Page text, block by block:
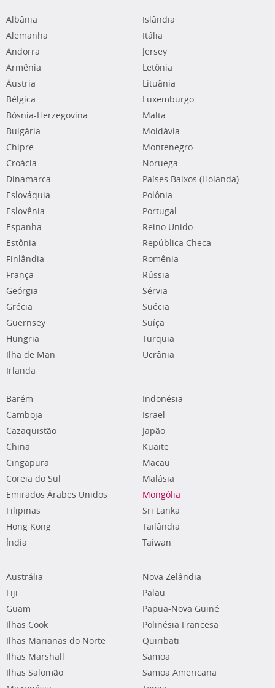
Albânia
Alemanha
Andorra
Armênia
Áustria
Bélgica
Bósnia-Herzegovina
Bulgária
Chipre
Croácia
Dinamarca
Eslováquia
Eslovênia
Espanha
Estônia
Finlândia
França
Geórgia
Grécia
Guernsey
Hungria
Ilha de Man
Irlanda
Islândia
Itália
Jersey
Letônia
Lituânia
Luxemburgo
Malta
Moldávia
Montenegro
Noruega
Países Baixos (Holanda)
Polônia
Portugal
Reino Unido
República Checa
Romênia
Rússia
Sérvia
Suécia
Suíça
Turquia
Ucrânia
Barém
Camboja
Cazaquistão
China
Cingapura
Coreia do Sul
Emirados Árabes Unidos
Filipinas
Hong Kong
Índia
Indonésia
Israel
Japão
Kuaite
Macau
Malásia
Mongólia
Sri Lanka
Tailândia
Taiwan
Austrália
Fiji
Guam
Ilhas Cook
Ilhas Marianas do Norte
Ilhas Marshall
Ilhas Salomão
Nova Zelândia
Palau
Papua-Nova Guiné
Polinésia Francesa
Quiribati
Samoa
Samoa Americana